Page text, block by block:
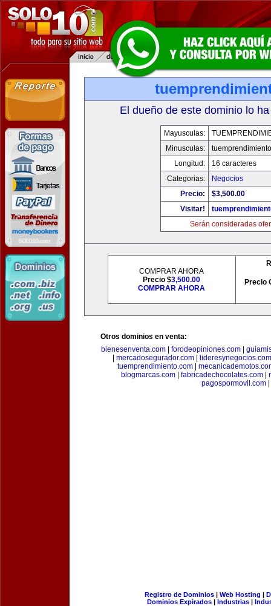
El dueño de este dominio lo
Mayusculas:
Minusculas:
Longitud:
16 caracteres
Categorias:
Negocios
Precio:
$3,500.00
Visitar!
Serán consideradas
COMPRAR AHORA
Precio $3,500.00
COMPRAR AHORA
Precio
Otros dominios en venta:
bienesenventa.com
forodeopiniones.com
mercadosegurador.com
lideresynegocios.com
tuemprendimiento.com
blogmarcas.com
fabricadechocolates.com
pagospormovil.com|
Registro de Dominios| Web Hosting |
Dominios Expirados | Industrias |